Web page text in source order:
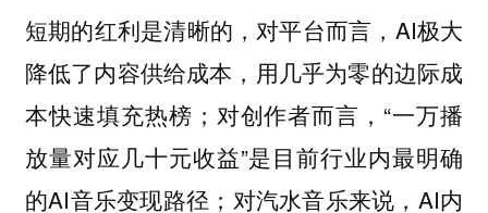
短期的红利是清晰的，对平台而言，AI极大
降低了内容供给成本，用几乎为零的边际成
本快速填充热榜；对创作者而言，“一万播
放量对应几十元收益”是目前行业内最明确
的AI音乐变现路径；对汽水音乐来说，AI内